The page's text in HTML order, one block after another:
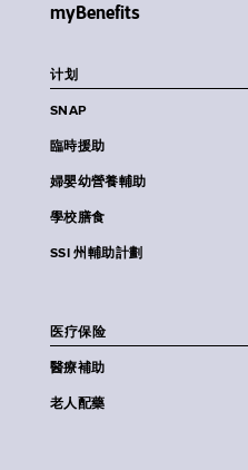
myBenefits
计划
SNAP
臨時援助
婦嬰幼營養輔助
學校膳食
SSI 州輔助計劃
医疗保险
醫療補助
老人配藥